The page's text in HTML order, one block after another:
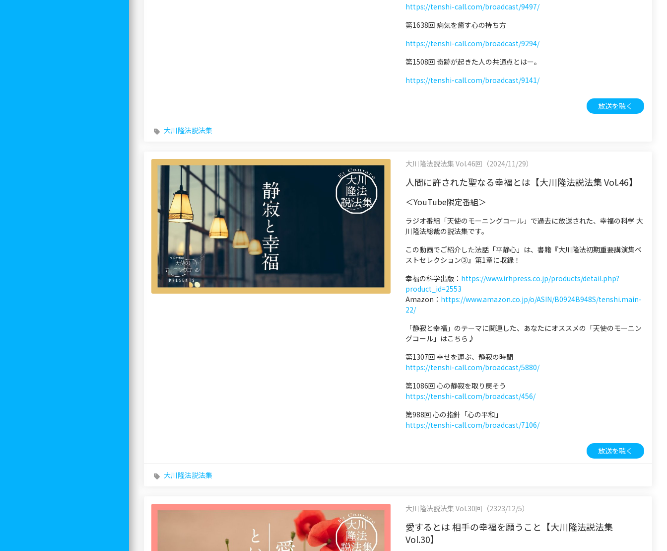
https://tenshi-call.com/broadcast/9497/
第1638回 病気を癒す心の持ち方
https://tenshi-call.com/broadcast/9294/
第1508回 奇跡が起きた人の共通点とはー。
https://tenshi-call.com/broadcast/9141/
放送を聴く
大川隆法説法集
大川隆法説法集 Vol.46回（2024/11/29）
人間に許された聖なる幸福とは【大川隆法説法集 Vol.46】
＜YouTube限定番組＞
ラジオ番組「天使のモーニングコール」で過去に放送された、幸福の科学 大
川隆法総裁の説法集です。
この動画でご紹介した法話「平静心」は、書籍『大川隆法初期重要講演集ベ
ストセレクション③』第1章に収録！
幸福の科学出版： https://www.irhpress.co.jp/products/detail.php?
product_id=2553
Amazon： https://www.amazon.co.jp/o/ASIN/B0924B948S/tenshi.main-
22/
「静寂と幸福」のテーマに関連した、あなたにオススメの「天使のモーニン
グコール」はこちら♪
第1307回 幸せを運ぶ、静寂の時間
https://tenshi-call.com/broadcast/5880/
第1086回 心の静寂を取り戻そう
https://tenshi-call.com/broadcast/456/
第988回 心の指針「心の平和」
https://tenshi-call.com/broadcast/7106/
放送を聴く
大川隆法説法集
大川隆法説法集 Vol.30回（2323/12/5）
愛するとは 相手の幸福を願うこと【大川隆法説法集
Vol.30】